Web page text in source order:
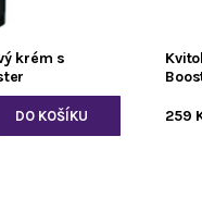
krém s
259